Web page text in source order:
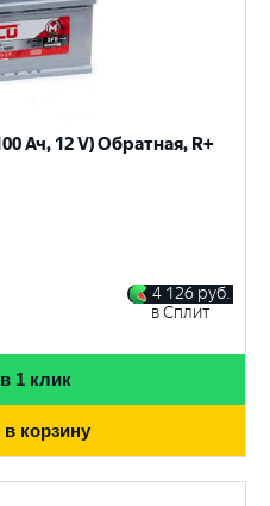
Ач, 12 V) Обратная, R+
4 126 руб.
в Сплит
1 клик
корзину